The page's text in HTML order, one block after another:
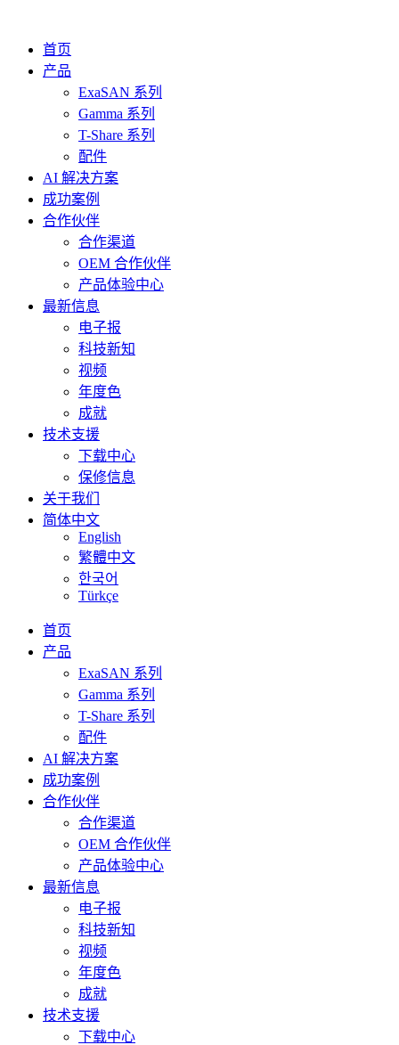
首页
产品
ExaSAN 系列
Gamma 系列
T-Share 系列
配件
AI 解决方案
成功案例
合作伙伴
合作渠道
OEM 合作伙伴
产品体验中心
最新信息
电子报
科技新知
视频
年度色
成就
技术支援
下载中心
保修信息
关于我们
简体中文
English
繁體中文
한국어
Türkçe
首页
产品
ExaSAN 系列
Gamma 系列
T-Share 系列
配件
AI 解决方案
成功案例
合作伙伴
合作渠道
OEM 合作伙伴
产品体验中心
最新信息
电子报
科技新知
视频
年度色
成就
技术支援
下载中心